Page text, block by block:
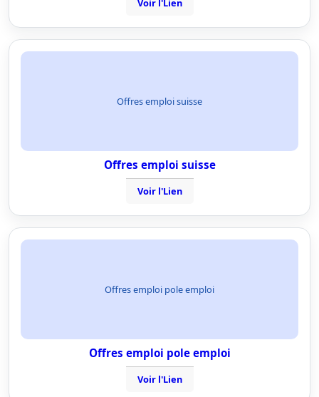
Voir l'Lien
Offres emploi suisse
Offres emploi suisse
Voir l'Lien
Offres emploi pole emploi
Offres emploi pole emploi
Voir l'Lien